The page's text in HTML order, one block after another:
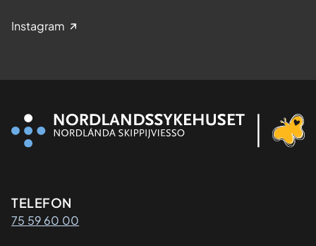
Instagram
Kontaktinformasjon
TELEFON
75 59 60 00